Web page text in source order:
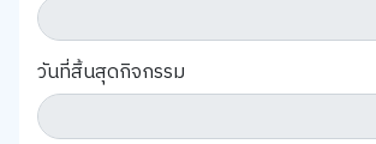
วันที่สิ้นสุดกิจกรรม